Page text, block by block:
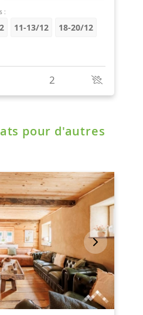
pour d'autres